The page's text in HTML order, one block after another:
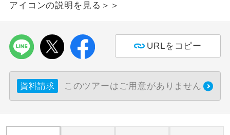
アイコンの説明を見る＞＞
URLをコピー
資料請求 このツアーはご用意がありません
おひとり様バ
ス2席利用
おひとり様でバス席を2席利⽤できま
す。